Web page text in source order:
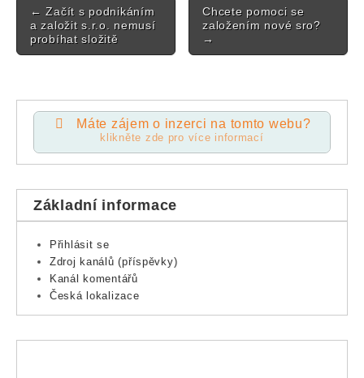
Post navigation
← Začít s podnikáním
a založit s.r.o. nemusí
probíhat složitě
Chcete pomoci se
založením nové sro?
→
Máte zájem o inzerci na tomto webu?
klikněte zde pro více informací
Základní informace
Přihlásit se
Zdroj kanálů (příspěvky)
Kanál komentářů
Česká lokalizace